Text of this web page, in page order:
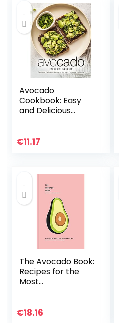
Avocado
Cookbook: Easy
and Delicious
€11.17
The Avocado Book:
Recipes for the
Most
€18.16